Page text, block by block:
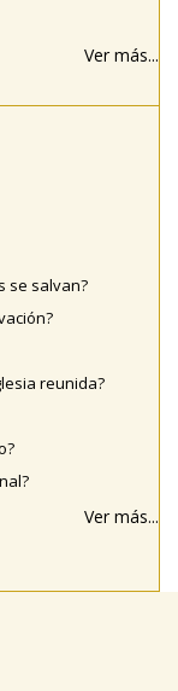
Ver más...
se salvan?
reunida?
Ver más...